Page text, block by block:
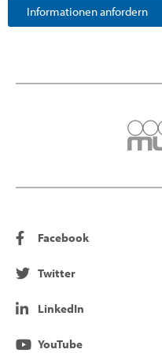
Informationen anfordern
Facebook
Twitter
LinkedIn
YouTube